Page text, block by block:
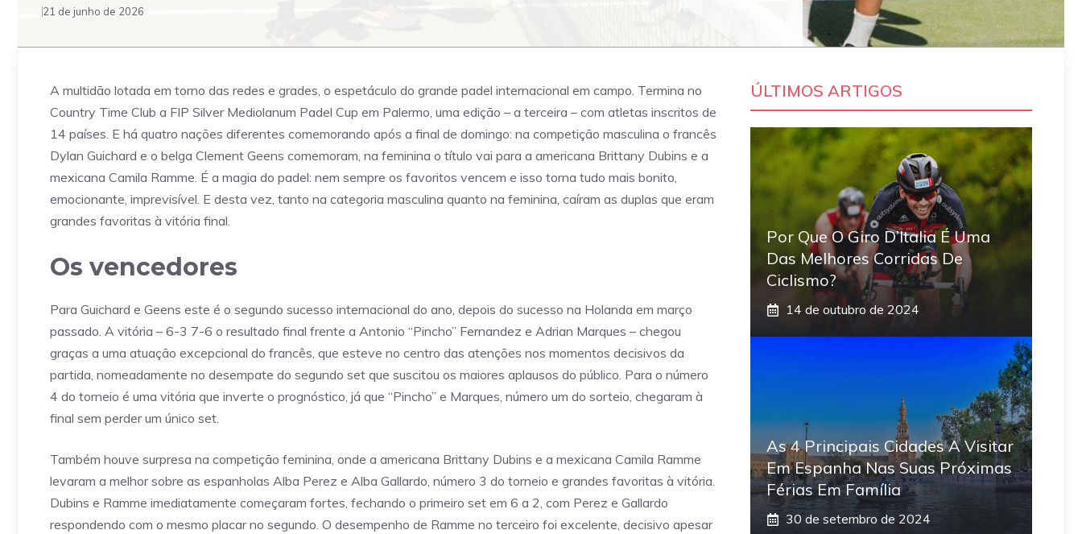
21 de junho de 2026
A multidão lotada em torno das redes e grades, o espetáculo do grande padel internacional em campo. Termina no
Country Time Club a FIP Silver Mediolanum Padel Cup em Palermo, uma edição – a terceira – com atletas inscritos de
14 países. E há quatro nações diferentes comemorando após a final de domingo: na competição masculina o francês
Dylan Guichard e o belga Clement Geens comemoram, na feminina o título vai para a americana Brittany Dubins e a
mexicana Camila Ramme. É a magia do padel: nem sempre os favoritos vencem e isso torna tudo mais bonito,
emocionante, imprevisível. E desta vez, tanto na categoria masculina quanto na feminina, caíram as duplas que eram
grandes favoritas à vitória final.
Os vencedores
Para Guichard e Geens este é o segundo sucesso internacional do ano, depois do sucesso na Holanda em março
passado. A vitória – 6-3 7-6 o resultado final frente a Antonio “Pincho” Fernandez e Adrian Marques – chegou
graças a uma atuação excepcional do francês, que esteve no centro das atenções nos momentos decisivos da
partida, nomeadamente no desempate do segundo set que suscitou os maiores aplausos do público. Para o número
4 do torneio é uma vitória que inverte o prognóstico, já que “Pincho” e Marques, número um do sorteio, chegaram à
final sem perder um único set.
Também houve surpresa na competição feminina, onde a americana Brittany Dubins e a mexicana Camila Ramme
levaram a melhor sobre as espanholas Alba Perez e Alba Gallardo, número 3 do torneio e grandes favoritas à vitória.
Dubins e Ramme imediatamente começaram fortes, fechando o primeiro set em 6 a 2, com Perez e Gallardo
respondendo com o mesmo placar no segundo. O desempenho de Ramme no terceiro foi excelente, decisivo apesar
ÚLTIMOS ARTIGOS
Por Que O Giro D’Italia É Uma
Das Melhores Corridas De
Ciclismo?
14 de outubro de 2024
As 4 Principais Cidades A Visitar
Em Espanha Nas Suas Próximas
Férias Em Família
30 de setembro de 2024